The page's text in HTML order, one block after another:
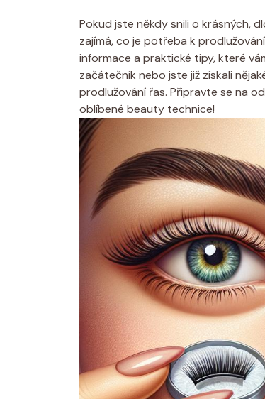
Pokud jste někdy snili o krásných,
zajímá, co je potřeba k
informace a praktické tipy, které
začátečník nebo jste již získali
prodlužování řas. Připravte se na
oblíbené beauty technice!